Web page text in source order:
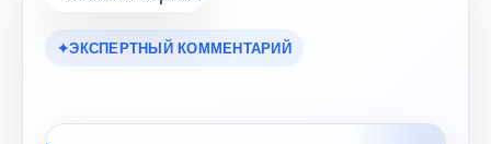
ЭКСПЕРТНЫЙ КОММЕНТАРИЙ